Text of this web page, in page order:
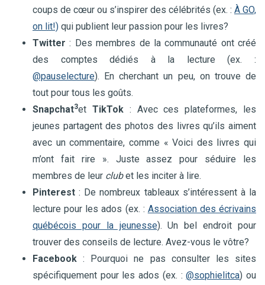
coups de cœur ou s’inspirer des célébrités (ex. : À GO,
on lit!) qui publient leur passion pour les livres?
Twitter: Des membres de la communauté ont créé
des comptes dédiés à la lecture (ex. :
@pauselecture). En cherchant un peu, on trouve de
tout pour tous les goûts.
Snapchat3et TikTok: Avec ces plateformes, les
jeunes partagent des photos des livres qu’ils aiment
avec un commentaire, comme « Voici des livres qui
m’ont fait rire ». Juste assez pour séduire les
membres de leur clubet les inciter à lire.
Pinterest: De nombreux tableaux s’intéressent à la
lecture pour les ados (ex. : Association des écrivains
québécois pour la jeunesse). Un bel endroit pour
trouver des conseils de lecture. Avez-vous le vôtre?
Facebook: Pourquoi ne pas consulter les sites
spécifiquement pour les ados (ex. :@sophielitca) ou